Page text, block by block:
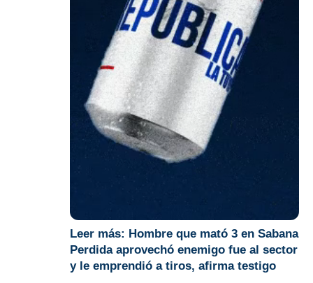
Leer más: Hombre que mató 3 en Sabana
Perdida aprovechó enemigo fue al sector
y le emprendió a tiros, afirma testigo